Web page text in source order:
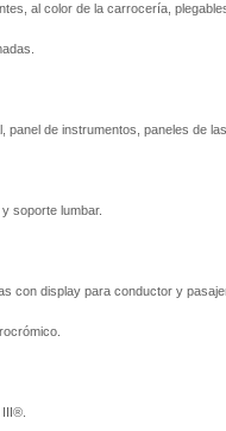
al color de la carrocería,
panel de instrumentos, paneles de
soporte lumbar.
con display para conductor y